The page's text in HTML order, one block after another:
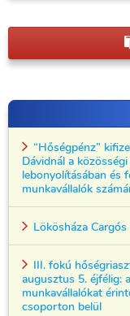
“Hőségpénz”
Dávidnál a
lebonyolításában és
munkavállalók
Lökösháza
III. fokú
augusztus 5. éjfélig:
munkavállalókat
csoporton belül